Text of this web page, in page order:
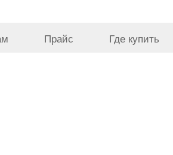
Прайс Где купить